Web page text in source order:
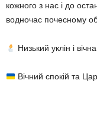
кожного з нас і до
водночас почесному
Низький уклін і
Вічний спокій та